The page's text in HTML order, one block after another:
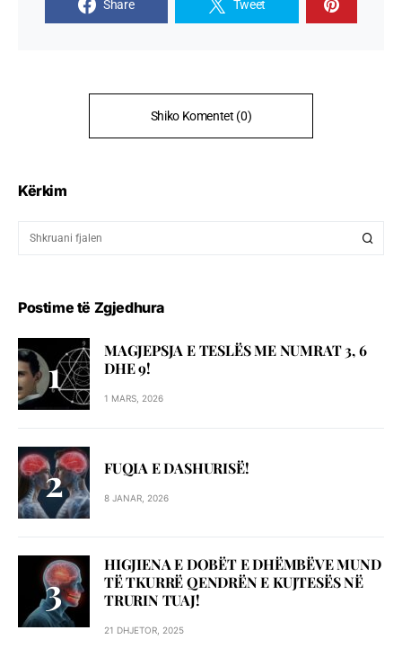
Share Tweet
Shiko Komentet (0)
Kërkim
Postime të Zgjedhura
MAGJEPSJA E TESLËS ME NUMRAT 3, 6
DHE 9!
1 MARS, 2026
FUQIA E DASHURISË!
8 JANAR, 2026
HIGJIENA E DOBËT E DHËMBËVE MUND
TË TKURRË QENDRËN E KUJTESËS NË
TRURIN TUAJ!
21 DHJETOR, 2025